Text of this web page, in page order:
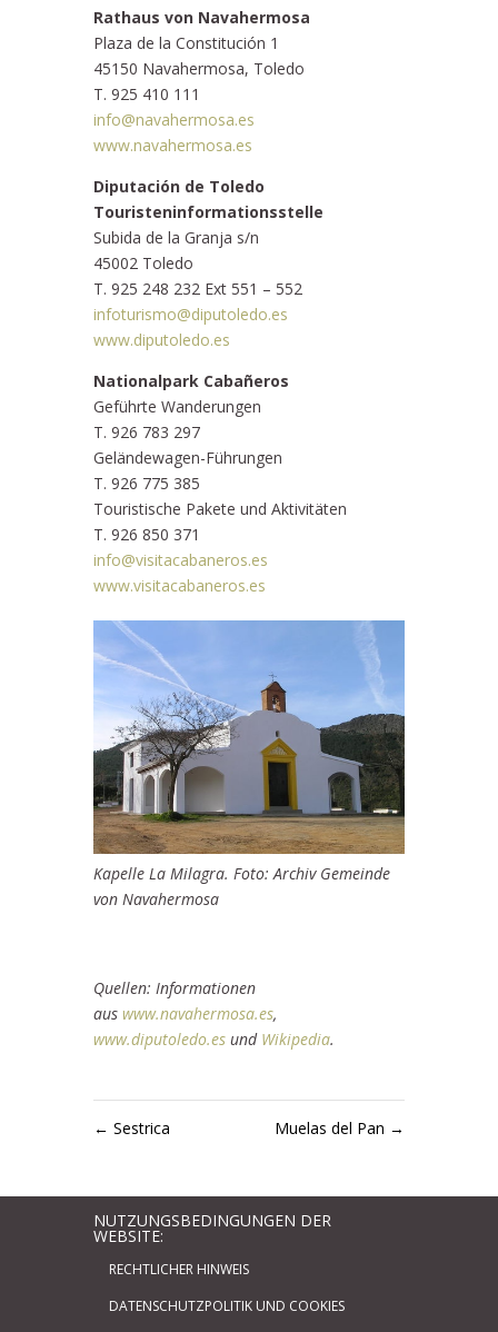
Rathaus von Navahermosa
Plaza de la Constitución 1
45150 Navahermosa, Toledo
T. 925 410 111
info@navahermosa.es
www.navahermosa.es
Diputación de Toledo
Touristeninformationsstelle
Subida de la Granja s/n
45002 Toledo
T. 925 248 232 Ext 551 – 552
infoturismo@diputoledo.es
www.diputoledo.es
Nationalpark Cabañeros
Geführte Wanderungen
T. 926 783 297
Geländewagen-Führungen
T. 926 775 385
Touristische Pakete und Aktivitäten
T. 926 850 371
info@visitacabaneros.es
www.visitacabaneros.es
Kapelle La Milagra. Foto: Archiv Gemeinde
von Navahermosa
Quellen: Informationen
aus www.navahermosa.es,
www.diputoledo.es und Wikipedia.
← Sestrica Muelas del Pan →
NUTZUNGSBEDINGUNGEN DER
WEBSITE:
RECHTLICHER HINWEIS
DATENSCHUTZPOLITIK UND COOKIES